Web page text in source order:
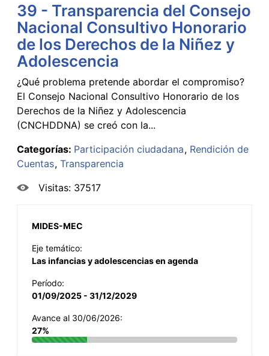
39 - Transparencia del Consejo
Nacional Consultivo Honorario
de los Derechos de la Niñez y
Adolescencia
¿Qué problema pretende abordar el compromiso?
El Consejo Nacional Consultivo Honorario de los
Derechos de la Niñez y Adolescencia
(CNCHDDNA) se creó con la...
Categorías: Participación ciudadana Rendición de
Cuentas Transparencia
Visitas: 37517
MIDES-MEC
Eje temático:
Las infancias y adolescencias en agenda
Período:
01/09/2025 - 31/12/2029
Avance al 30/06/2026:
27%